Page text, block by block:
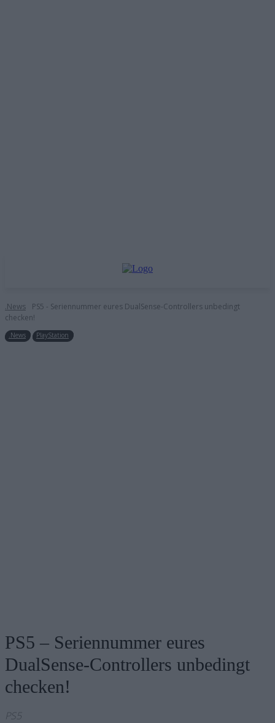
.News
PS5 - Seriennummer eures DualSense-Controllers unbedingt
checken!
.News PlayStation
PS5 – Seriennummer eures
DualSense-Controllers unbedingt
checken!
PS5